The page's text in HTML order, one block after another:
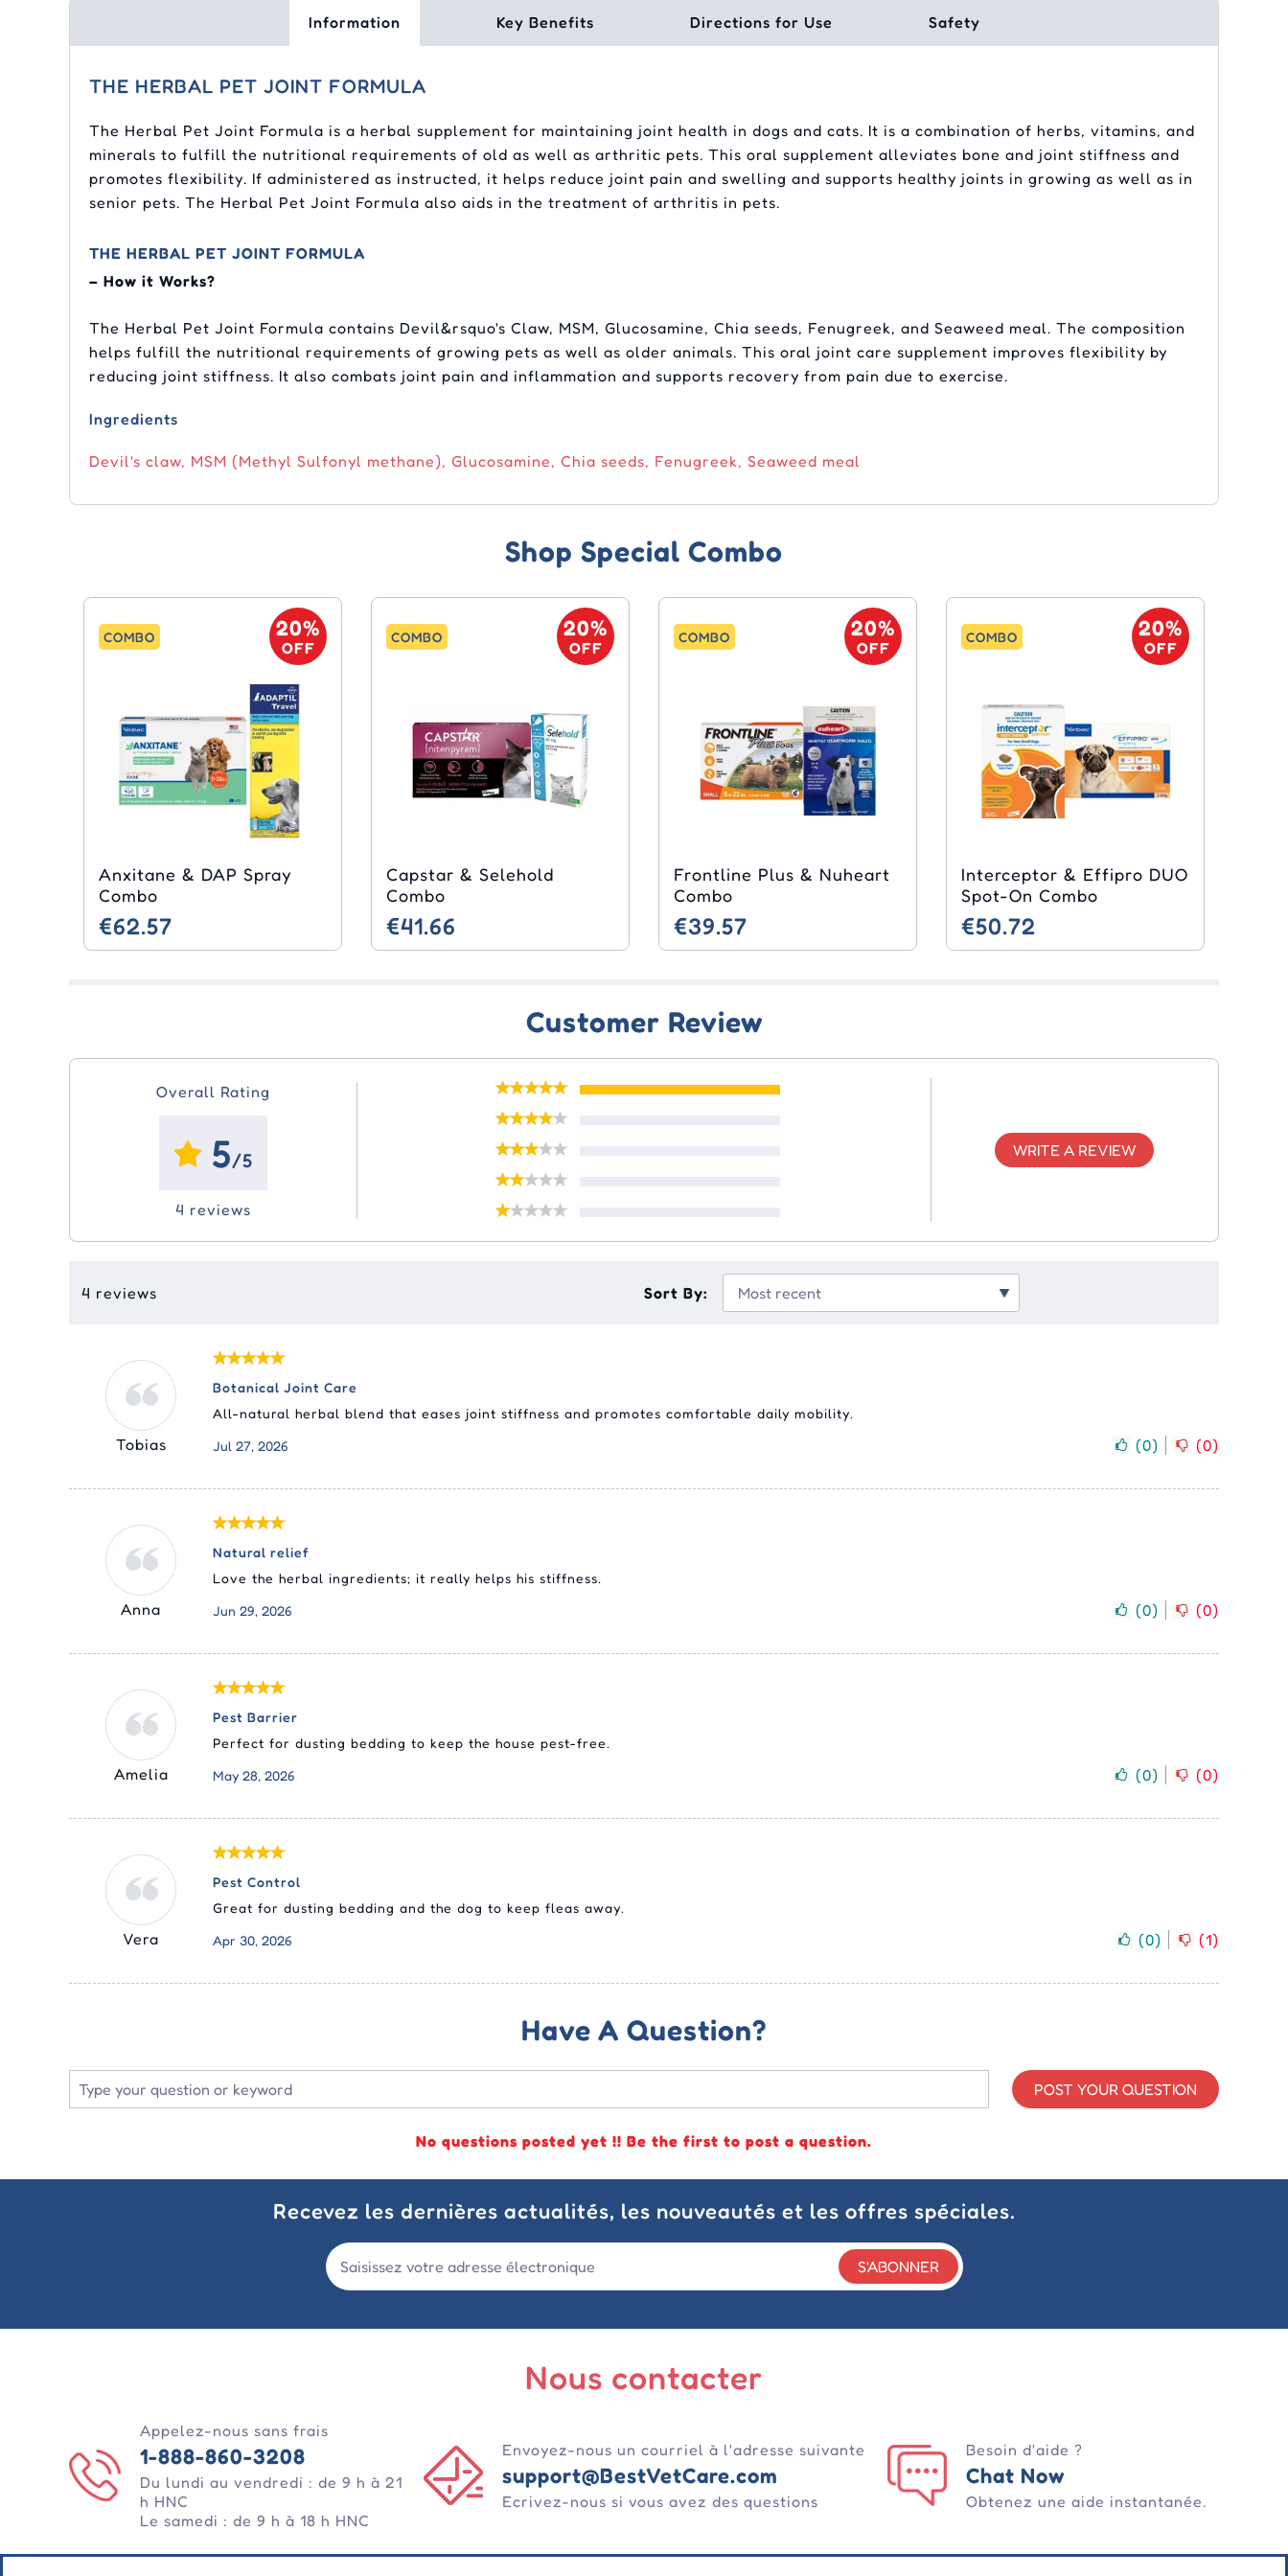
Information Key Benefits Directions for Use Safety
THE HERBAL PET JOINT FORMULA
The Herbal Pet Joint Formula is a herbal supplement for maintaining joint health in dogs and cats. It is a combination of herbs, vitamins, and
minerals to fulfill the nutritional requirements of old as well as arthritic pets. This oral supplement alleviates bone and joint stiffness and
promotes flexibility. If administered as instructed, it helps reduce joint pain and swelling and supports healthy joints in growing as well as in
senior pets. The Herbal Pet Joint Formula also aids in the treatment of arthritis in pets.
THE HERBAL PET JOINT FORMULA
– How it Works?
The Herbal Pet Joint Formula contains Devil&rsquo's Claw, MSM, Glucosamine, Chia seeds, Fenugreek, and Seaweed meal. The composition
helps fulfill the nutritional requirements of growing pets as well as older animals. This oral joint care supplement improves flexibility by
reducing joint stiffness. It also combats joint pain and inflammation and supports recovery from pain due to exercise.
Ingredients
Devil's claw, MSM (Methyl Sulfonyl methane), Glucosamine, Chia seeds, Fenugreek, Seaweed meal
Shop Special Combo
COMBO 20%
OFF
Anxitane & DAP Spray
Combo
€62.57
COMBO 20%
OFF
Capstar & Selehold
Combo
€41.66
COMBO 20%
OFF
Frontline Plus & Nuheart
Combo
€39.57
COMBO 20%
OFF
Interceptor & Effipro DUO
Spot-On Combo
€50.72
Customer Review
Overall Rating
5/5
4 reviews
WRITE A REVIEW
4 reviews Sort By:
Tobias
Botanical Joint Care
All-natural herbal blend that eases joint stiffness and promotes comfortable daily mobility.
Jul 27, 2026
(0) (0)
Anna
Natural relief
Love the herbal ingredients; it really helps his stiffness.
Jun 29, 2026
(0) (0)
Amelia
Pest Barrier
Perfect for dusting bedding to keep the house pest-free.
May 28, 2026
(0) (0)
Vera
Pest Control
Great for dusting bedding and the dog to keep fleas away.
Apr 30, 2026
(0) (1)
Have A Question?
POST YOUR QUESTION
No questions posted yet !! Be the first to post a question.
Recevez les dernières actualités, les nouveautés et les offres spéciales.
S'ABONNER
Nous contacter
Appelez-nous sans frais
1-888-860-3208
Du lundi au vendredi : de 9 h à 21
h HNC
Le samedi : de 9 h à 18 h HNC
Envoyez-nous un courriel à l'adresse suivante
support@BestVetCare.com
Ecrivez-nous si vous avez des questions
Besoin d'aide ?
Chat Now
Obtenez une aide instantanée.